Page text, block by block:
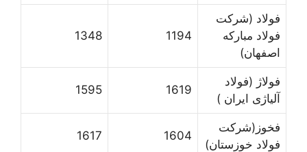
فولاد (شرکت
فولاد مبارکه
اصفهان)
1194
1348
فولاژ (فولاد
آلیاژی ایران )
1619
1595
فخوز(شرکت
فولاد خوزستان)
1604
1617